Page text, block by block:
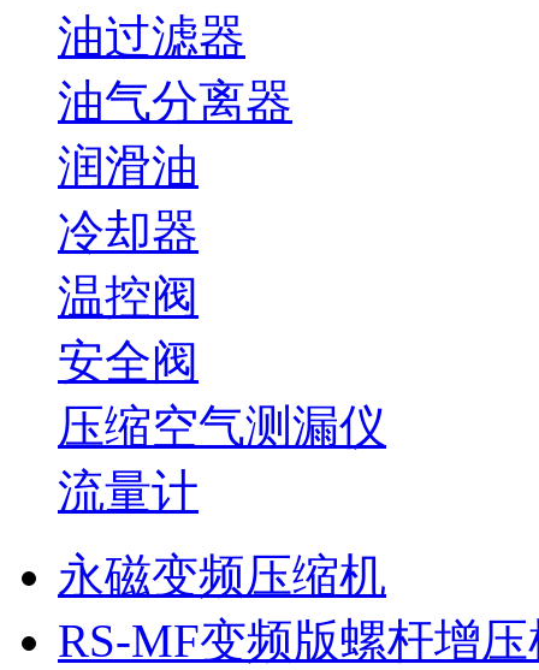
油过滤器
油气分离器
润滑油
冷却器
温控阀
安全阀
压缩空气测漏仪
流量计
永磁变频压缩机
RS-MF变频版螺杆增